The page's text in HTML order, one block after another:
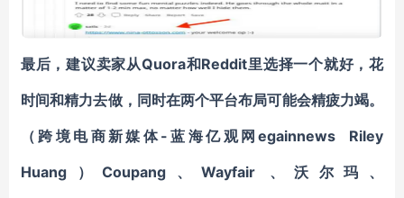
最后，建议卖家从Quora和Reddit里选择一个就好，花
时间和精力去做，同时在两个平台布局可能会精疲力竭。
（跨境电商新媒体-蓝海亿观网egainnews Riley
Huang）Coupang、Wayfair 、沃尔玛、